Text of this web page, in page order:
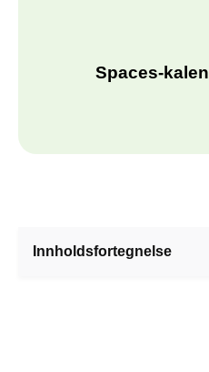
Spaces-
Innholdsfortegnelse